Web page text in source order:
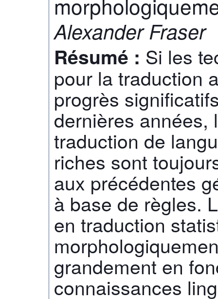
Alexander Fraser
Résumé : Si les
pour la traduction
progrès
dernières années,
traduction de
riches sont
aux précédentes
à base de règles.
en traduction
grandement en
connaissances